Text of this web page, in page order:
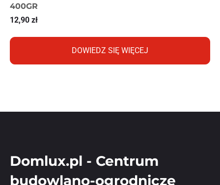
400GR
12,90 zł
DOWIEDZ SIĘ WIĘCEJ
Domlux.pl - Centrum
budowlano-ogrodnicze